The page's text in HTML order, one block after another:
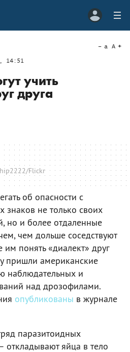
14:51
a A
учить
друга
Flickr
об опасности с
не только своих
но и более отдаленные
чем дольше соседствуют
понять «диалект» друг
пришли американские
наблюдательных и
над дрозофилами.
опубликованы в журнале
паразитоидных
откладывают яйца в тело